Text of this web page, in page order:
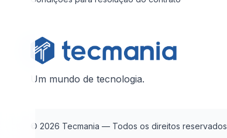
Um mundo de tecnologia.
© 2026 Tecmania — Todos os direitos reservados